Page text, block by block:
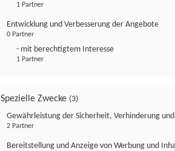
1 Partner
Entwicklung und Verbesserung der Angebote
0 Partner
- mit berechtigtem Interesse
1 Partner
Spezielle Zwecke (3)
Gewährleistung der Sicherheit, Verhinderung
2 Partner
Bereitstellung und Anzeige von Werbung und